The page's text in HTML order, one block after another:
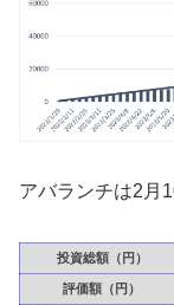
アバランチは2月
投資総額（円）
評価額（円）